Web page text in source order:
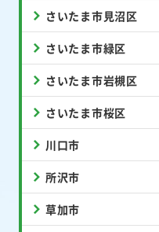
さいたま市見沼区
さいたま市緑区
さいたま市岩槻区
さいたま市桜区
川口市
所沢市
草加市